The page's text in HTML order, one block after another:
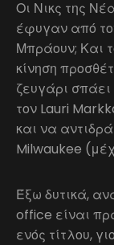
Οι Νικς της
έφυγαν από
Μπράουν; Και
κίνηση
ζευγάρι σπάει
τον Lauri
και να
Milwaukee
Έξω δυτικά,
office είναι
ενός τίτλου,